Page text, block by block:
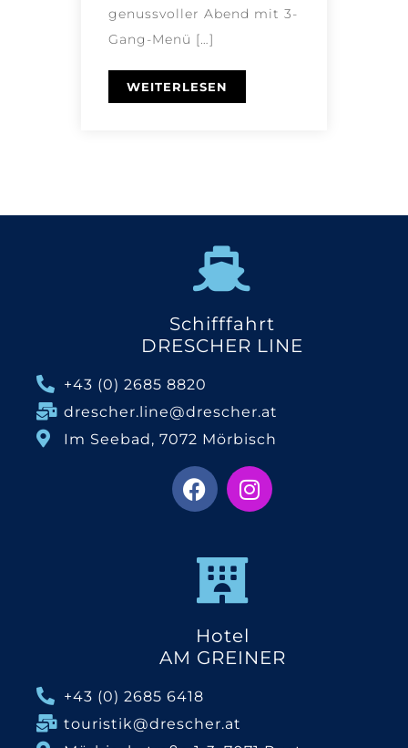
genussvoller Abend mit 3-
Gang-Menü […]
WEITERLESEN
Schifffahrt
DRESCHER LINE
+43 (0) 2685 8820
drescher.line@drescher.at
Im Seebad, 7072 Mörbisch
Hotel
AM GREINER
+43 (0) 2685 6418
touristik@drescher.at